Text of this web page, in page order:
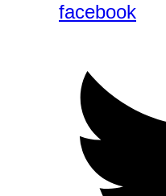
facebook